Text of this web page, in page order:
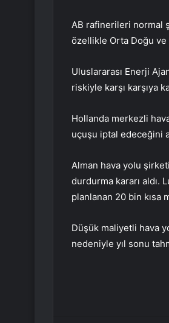
AB rafinerileri normal
özellikle Orta Doğu
Uluslararası Enerji
riskiyle karşı karşıya
Hollanda merkezli
uçuşu iptal edeceğini
Alman hava yolu
durdurma kararı aldı.
planlanan 20 bin kısa
Düşük maliyetli hava
nedeniyle yıl sonu